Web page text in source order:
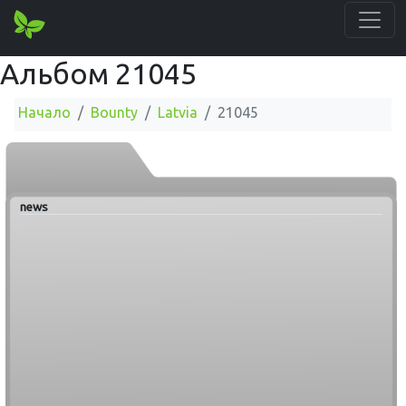
Альбом 21045
Начало Bounty Latvia 21045
news